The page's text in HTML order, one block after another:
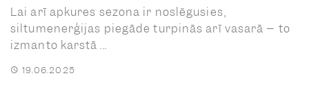
Lai arī apkures sezona ir noslēgusies,
siltumenerģijas piegāde turpinās arī vasarā – to
izmanto karstā ...
19.06.2025